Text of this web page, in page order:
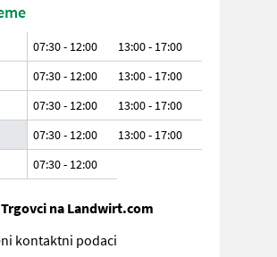
07:30 - 12:00
13:00 - 17:00
07:30 - 12:00
13:00 - 17:00
07:30 - 12:00
13:00 - 17:00
07:30 - 12:00
13:00 - 17:00
07:30- 12:00
na Landwirt.com
kontaktni podaci